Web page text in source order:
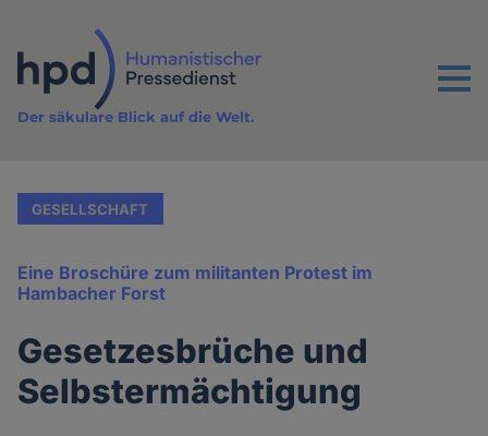
Inhalt
Menu
Der säkulare Blick auf die Welt.
GESELLSCHAFT
Eine Broschüre zum militanten Protest im
Hambacher Forst
Gesetzesbrüche und
Selbstermächtigung